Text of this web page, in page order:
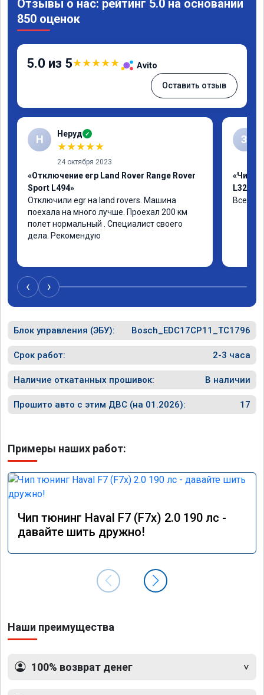
Отзывы о нас: рейтинг 5.0 на основании
850 оценок
5.0 из 5★★★★★ Avito
Оставить отзыв
Н Неруд ✓
★★★★★
24 октября 2023
«Отключение егр Land Rover Range Rover
Sport L494»
Отключили egr на land rovers. Машина
поехала на много лучше. Проехал 200 км
полет нормальный . Специалист своего
дела. Рекомендую
З
«Чип
L320»
Все
‹ ›
Блок управления (ЭБУ): Bosch_EDC17CP11_TC1796
Срок работ: 2-3 часа
Наличие откатанных прошивок: В наличии
Прошито авто с этим ДВС (на 01.2026): 17
Примеры наших работ:
Чип тюнинг Haval F7 (F7x) 2.0 190 лс -
давайте шить дружно!
Наши преимущества
100% возврат денег